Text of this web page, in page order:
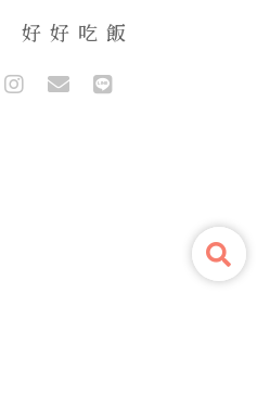
好好吃飯